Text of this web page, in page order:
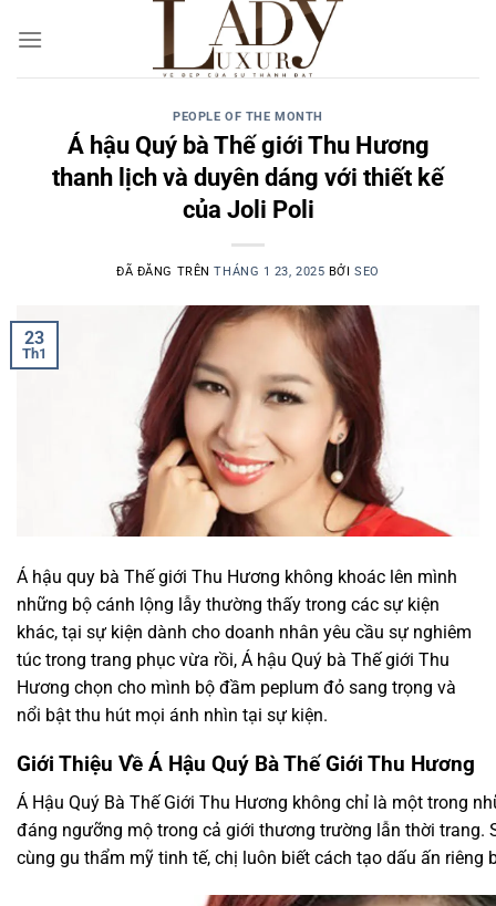
đến
PEOPLE OF THE MONTH
Á hậu Quý bà Thế giới Thu Hương
thanh lịch và duyên dáng với thiết kế
của Joli Poli
ĐÃ ĐĂNG TRÊNTHÁNG 1 23, 2025 BỞISEO
23
Th1
Á hậu quy bà Thế giới Thu Hương không khoác lên mình
những bộ cánh lộng lẫy thường thấy trong các sự kiện
khác, tại sự kiện dành cho doanh nhân yêu cầu sự nghiêm
túc trong trang phục vừa rồi, Á hậu Quý bà Thế giới Thu
Hương chọn cho mình bộ đầm peplum đỏ sang trọng và
nổi bật thu hút mọi ánh nhìn tại sự kiện.
Giới Thiệu Về Á Hậu Quý Bà Thế Giới Thu Hương
Á Hậu Quý Bà Thế Giới Thu Hương không chỉ là một trong
đáng ngưỡng mộ trong cả giới thương trường lẫn thời trang.
cùng gu thẩm mỹ tinh tế, chị luôn biết cách tạo dấu ấn riêng